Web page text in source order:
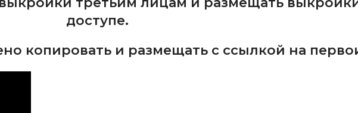
доступе.
копировать и размещать с ссылкой на